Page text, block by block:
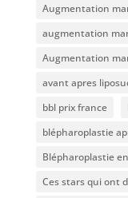
Augmentation
augmentation
Augmentation
avant apres
bbl prix france
blépharoplastie
Blépharoplastie
Ces stars qui ont